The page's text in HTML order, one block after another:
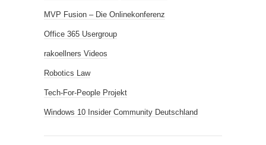
MVP Fusion – Die Onlinekonferenz
Office 365 Usergroup
rakoellners Videos
Robotics Law
Tech-For-People Projekt
Windows 10 Insider Community Deutschland